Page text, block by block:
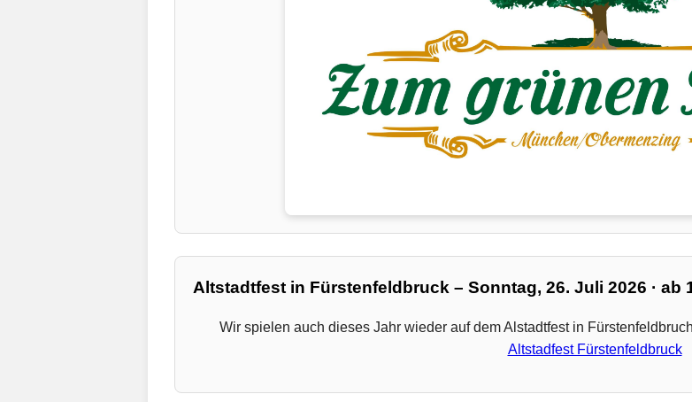
Altstadtfest in Fürstenfeldbruck – Sonntag, 26. Juli 2026 · ab
Wir spielen auch dieses Jahr wieder auf dem Alstadtfest in
Altstadfest Fürstenfeldbruck